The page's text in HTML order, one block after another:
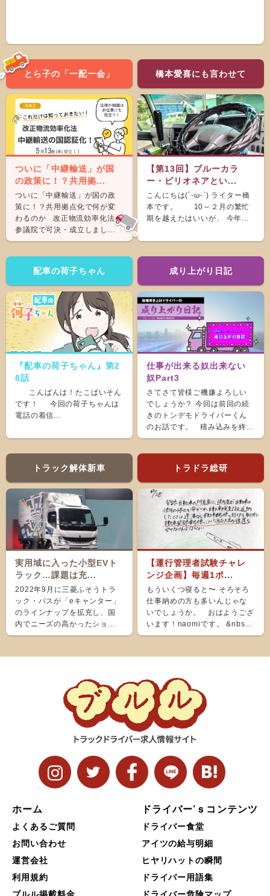
とら子の「一配一会」
ついに「中継輸送」が国
の政策に！？共用拠...
ついに「中継輸送」が国の政
策に！？共用拠点化で何が変
わるのか 改正物流効率化法が
参議院で可決・成立しまし
た。 &nb...
橋本愛喜にも言わせて
【第13回】ブルーカラ
ー・ビリオネアとい...
こんにちは(´-ω-`) ライター橋
本です。 10～２月の繁忙
期を越えたはいいが、 今年...
配車の荷子ちゃん
『配車の荷子ちゃん』第2
8話
こんばんは！たこぱいそん
です！ 今回の荷子ちゃんは
電話の着信...
成り上がり日記
仕事が出来る奴出来ない
奴Part3
さてさて皆様ご機嫌よろしい
でしょうか？ 今回は前回の続
きのトンデモドライバーくん
のお話です。 積み込みを終
え、ホッと...
トラック解体新車
実用域に入った小型EVト
ラック…課題は充...
2022年9月に三菱ふそうトラ
ック・バスが「eキャンター」
のラインナップを拡充し、国
内でニーズの高かったショー
ト＆ナローボディ（G...
トラドラ総研
【運行管理者試験チャレ
ンジ企画】毎週1ポ...
もういくつ寝ると〜 そろそろ
仕事納めの方も多いんじゃな
いでしょうか。 おはようござ
います！naomiです。 &nbs...
ホーム
よくあるご質問
お問い合わせ
運営会社
利用規約
ブルル掲載料金
ドライバー’ｓコンテンツ
ドライバー食堂
アイツの給与明細
ヒヤリハットの瞬間
ドライバー用語集
ドライバー危険マップ